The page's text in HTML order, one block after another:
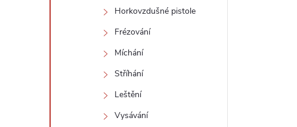
Horkovzdušné pistole
Frézování
Míchání
Stříhání
Leštění
Vysávání